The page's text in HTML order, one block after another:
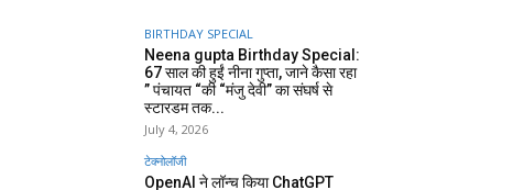
BIRTHDAY SPECIAL
Neena gupta Birthday Special:
67 साल की हुईं नीना गुप्ता, जाने कैसा रहा
” पंचायत “की “मंजु देवी” का संघर्ष से
स्टारडम तक...
July 4, 2026
टेक्नोलॉजी
OpenAI ने लॉन्च किया ChatGPT